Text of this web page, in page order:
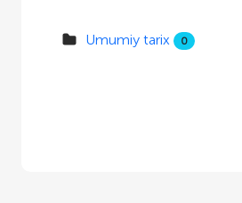
Umumiy tarix 0